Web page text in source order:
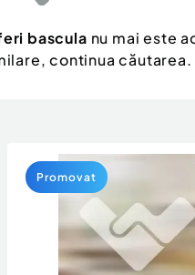
bascula nu mai este
continua căutarea.
Promovat